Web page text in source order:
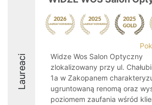
Laureaci
Widze Wos Salon Optyczny
zlokalizowany przy ul.
1a w Zakopanem
ugruntowaną renomą oraz
poziomem zaufania wśród